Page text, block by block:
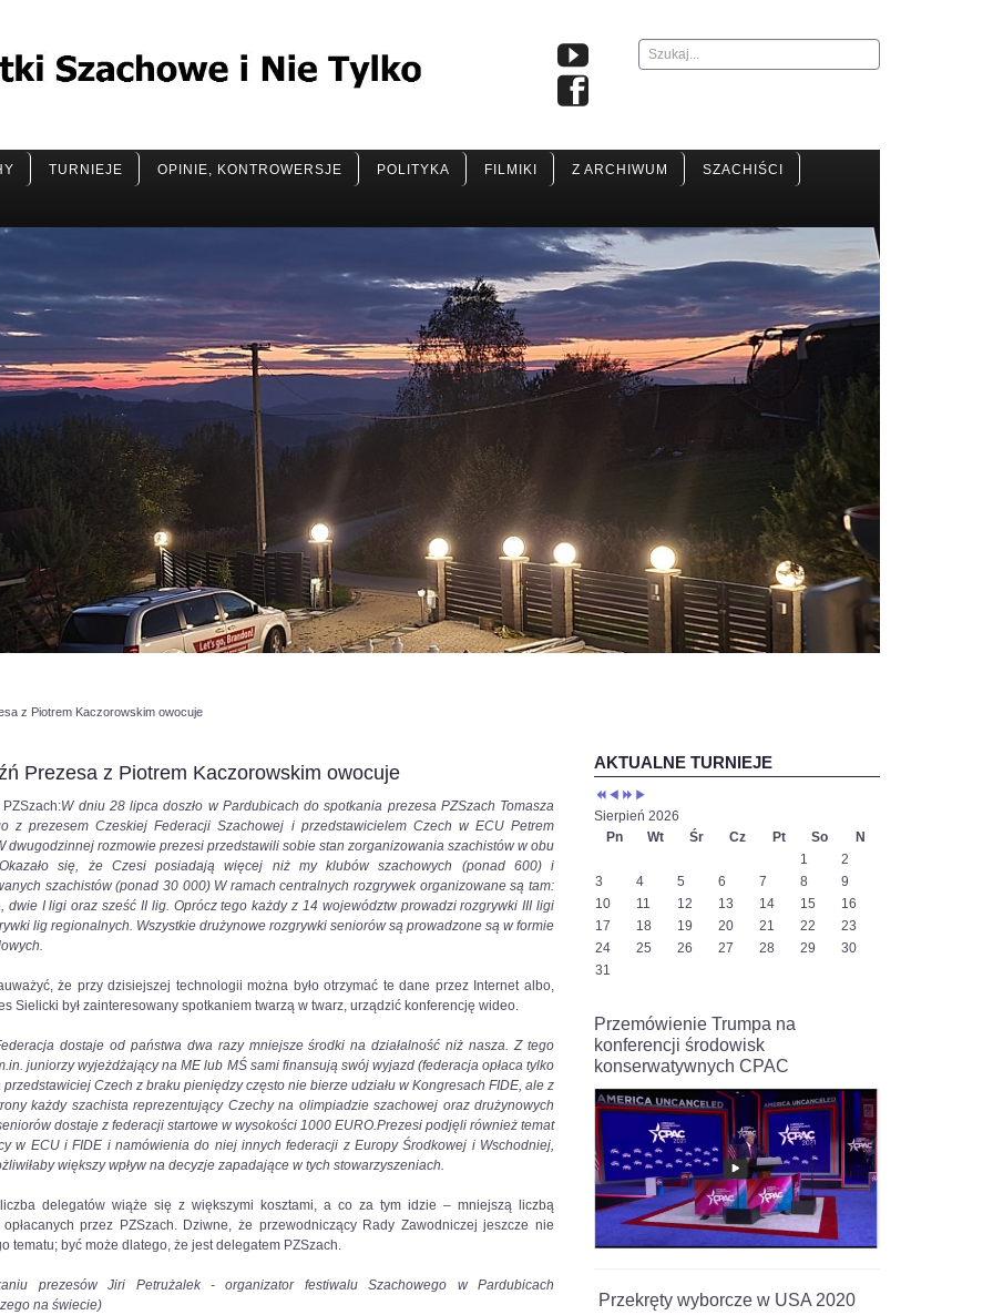
Szukaj...
TURNIEJE OPINIE, KONTROWERSJE POLITYKA FILMIKI Z ARCHIWUM SZACHIŚCI
z Piotrem Kaczorowskim owocuje
Prezesa z Piotrem Kaczorowskim owocuje
W dniu 28 lipca doszło w Pardubicach do spotkania prezesa PZSzach Tomasza
z prezesem Czeskiej Federacji Szachowej i przedstawicielem Czech w ECU Petrem
dwugodzinnej rozmowie prezesi przedstawili sobie stan zorganizowania szachistów w obu
się, że Czesi posiadają więcej niż my klubów szachowych (ponad 600) i
szachistów (ponad 30 000) W ramach centralnych rozgrywek organizowane są tam:
dwie I ligi oraz sześć II lig. Oprócz tego każdy z 14 województw prowadzi rozgrywki III ligi
lig regionalnych. Wszystkie drużynowe rozgrywki seniorów są prowadzone są w formie
że przy dzisiejszej technologii można było otrzymać te dane przez Internet albo,
Sielicki był zainteresowany spotkaniem twarzą w twarz, urządzić konferencję wideo.
dostaje od państwa dwa razy mniejsze środki na działalność niż nasza. Z tego
juniorzy wyjeżdżający na ME lub MŚ sami finansują swój wyjazd (federacja opłaca tylko
przedstawiciej Czech z braku pieniędzy często nie bierze udziału w Kongresach FIDE, ale z
każdy szachista reprezentujący Czechy na olimpiadzie szachowej oraz drużynowych
dostaje z federacji startowe w wysokości 1000 EURO.Prezesi podjęli również temat
w ECU i FIDE i namówienia do niej innych federacji z Europy Środkowej i Wschodniej,
większy wpływ na decyzje zapadające w tych stowarzyszeniach.
delegatów wiąże się z większymi kosztami, a co za tym idzie – mniejszą liczbą
przez PZSzach. Dziwne, że przewodniczący Rady Zawodniczej jeszcze nie
tematu; być może dlatego, że jest delegatem PZSzach.
prezesów Jiri Petrużalek - organizator festiwalu Szachowego w Pardubicach
na świecie)
AKTUALNE TURNIEJE
Sierpień 2026
Pn
Wt Śr Cz Pt So
N
1
2
3
4 5 6 7 8
9
10
11 12 13 14 15
16
17
18 19 20 21 22
23
24
25 26 27 28 29
30
31
Przemówienie Trumpa na
konferencji środowisk
konserwatywnych CPAC
Przekręty wyborcze w USA 2020